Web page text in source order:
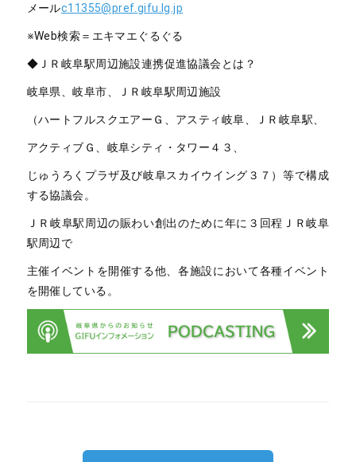
メールc11355@pref.gifu.lg.jp
※Web検索＝エキマエぐるぐる
◆ＪＲ岐阜駅周辺施設連携促進協議会とは？
岐阜県、岐阜市、ＪＲ岐阜駅周辺施設
（ハートフルスクエアーＧ、アスティ岐阜、ＪＲ岐阜駅、
アクティブＧ、岐阜シティ・タワー４３、
じゅうろくプラザ及び岐阜スカイウイング３７）等で構成
する協議会。
ＪＲ岐阜駅周辺の賑わい創出のために年に３回程ＪＲ岐阜
駅周辺で
主催イベントを開催する他、各施設において各種イベント
を開催している。